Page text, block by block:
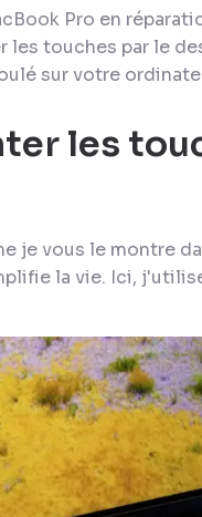
Pro en
touches par le
sur votre
les
je vous le montre
la vie. Ici,